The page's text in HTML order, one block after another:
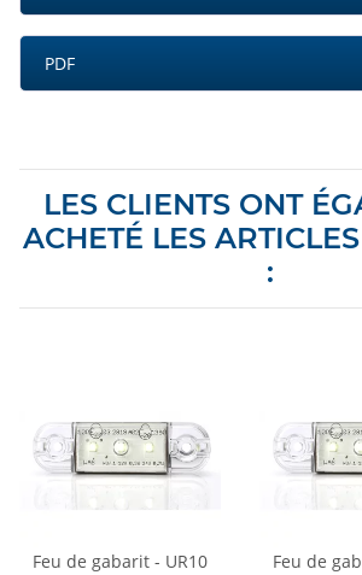
PDF
LES CLIENTS ONT
ACHETÉ LES
:
Feu de gabarit - UR10
Feu de